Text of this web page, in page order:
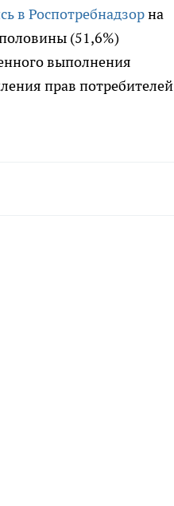
в Роспотребнадзорна
(51,6%)
выполнения
прав потребителей